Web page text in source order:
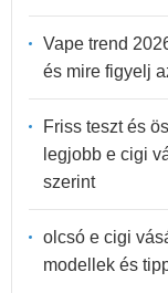
Vape trend
és mire figyelj
Friss teszt és
legjobb e cigi
szerint
olcsó e cigi
modellek és